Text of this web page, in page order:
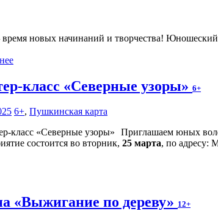
время новых начинаний и творчества!
класс «Северные узоры» 6+
6+, Пушкинская карта
Приглашаем юных
состоится во вторник, 25 марта, по адресу:
«Выжигание по дереву» 12+